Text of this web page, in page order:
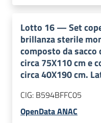
Lotto 16—Set
brillanza sterile
composto da
circa 75X110 cm e
circa 40X190 cm.
CIG: B594BFFC05
OpenData ANAC